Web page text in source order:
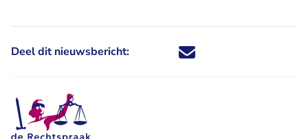
Deel dit nieuwsbericht: Deel dit nieuwsbericht via X -
Deel dit nieuwsbericht via
Deel dit nieuwsbericht
Deel dit